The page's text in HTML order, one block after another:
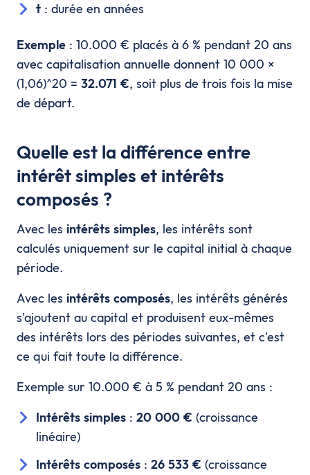
t : durée en années
Exemple : 10.000 € placés à 6 % pendant 20 ans
avec capitalisation annuelle donnent 10 000 ×
(1,06)^20 = 32.071 €, soit plus de trois fois la mise
de départ.
Quelle est la différence entre
intérêt simples et intérêts
composés ?
Avec les intérêts simples, les intérêts sont
calculés uniquement sur le capital initial à chaque
période.
Avec les intérêts composés, les intérêts générés
s'ajoutent au capital et produisent eux-mêmes
des intérêts lors des périodes suivantes, et c'est
ce qui fait toute la différence.
Exemple sur 10.000 € à 5 % pendant 20 ans :
Intérêts simples : 20 000 € (croissance
linéaire)
Intérêts composés : 26 533 € (croissance